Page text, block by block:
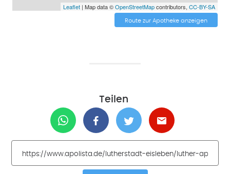
Leaflet| Map data ©OpenStreetMapcontributors, CC-BY-SA
Route zur Apotheke anzeigen
Teilen